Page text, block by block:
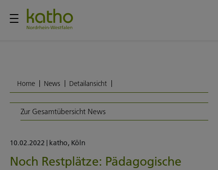
Home News Detailansicht
Zur Gesamtübersicht News
10.02.2022 katho, Köln
Noch Restplätze: Pädagogische